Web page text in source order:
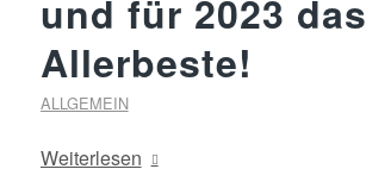
und für 2023 das
Allerbeste!
ALLGEMEIN
Weiterlesen